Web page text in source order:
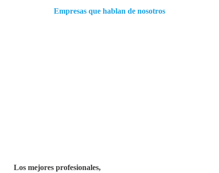
Empresas que hablan de nosotros
Los mejores profesionales,